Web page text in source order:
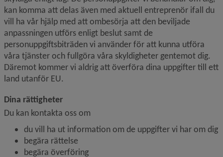
kan komma att delas även med aktuell entreprenör ifall du
vill ha vår hjälp med att ombesörja att den beviljade
anpassningen utförs enligt beslut samt de
personuppgiftsbiträden vi använder för att kunna utföra
våra tjänster och fullgöra våra skyldigheter gentemot dig.
Däremot kommer vi aldrig att överföra dina uppgifter till ett
land utanför EU.
Dina rättigheter
Du kan kontakta oss om
du vill ha ut information om de uppgifter vi har om dig
begära rättelse
begära överföring